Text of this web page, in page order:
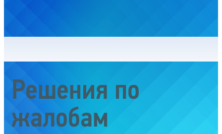
Решения по
жалобам